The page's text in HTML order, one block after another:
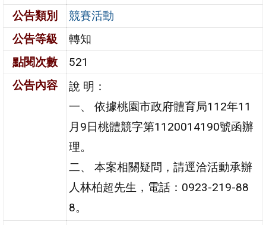
公告類別
競賽活動
公告等級
轉知
點閱次數
521
公告內容
說 明：
一、 依據桃園市政府體育局112年11
月9日桃體競字第1120014190號函辦
理。
二、 本案相關疑問，請逕洽活動承辦
人林柏超先生，電話：0923-219-88
8。